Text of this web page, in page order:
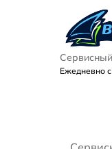
Ежедневно